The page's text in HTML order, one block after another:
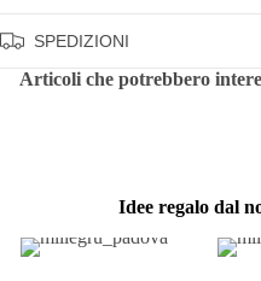
SPEDIZIONI
Articoli che potrebbero
Idee regalo dal